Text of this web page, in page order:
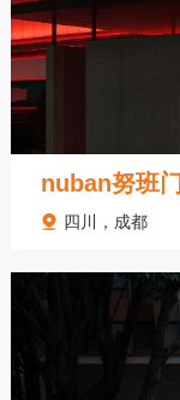
nuban努班
四川，成都